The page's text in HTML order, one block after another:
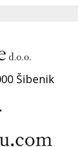
Šibenik